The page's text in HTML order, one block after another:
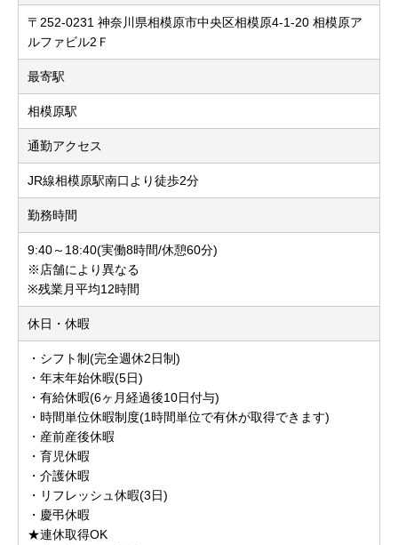
〒252-0231 神奈川県相模原市中央区相模原4-1-20 相模原ア
ルファビル2Ｆ
最寄駅
相模原駅
通勤アクセス
JR線相模原駅南口より徒歩2分
勤務時間
9:40～18:40(実働8時間/休憩60分)
※店舗により異なる
※残業月平均12時間
休日・休暇
・シフト制(完全週休2日制)
・年末年始休暇(5日)
・有給休暇(6ヶ月経過後10日付与)
・時間単位休暇制度(1時間単位で有休が取得できます)
・産前産後休暇
・育児休暇
・介護休暇
・リフレッシュ休暇(3日)
・慶弔休暇
★連休取得OK